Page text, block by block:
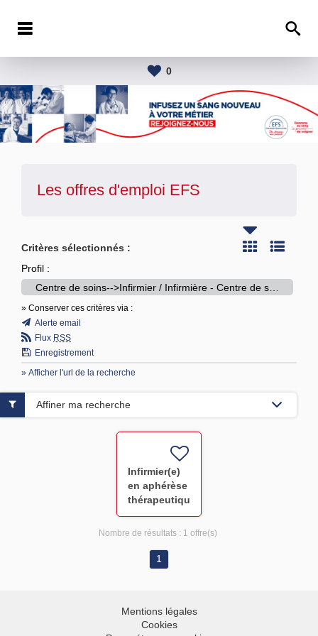
0
Les offres d'emploi EFS
Critères sélectionnés :
Profil :
» Conserver ces critères via :
Alerte email
Flux RSS
Enregistrement
» Afficher l'url de la recherche
Infirmier(e)
en aphérèse
thérapeutique
F/H
Affiner ma recherche
Nombre de résultats : 1 offre(s)
1
Mentions légales
Cookies